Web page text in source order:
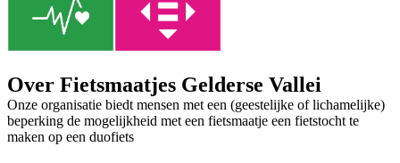
Over Fietsmaatjes Gelderse Vallei
Onze organisatie biedt mensen met een (geestelijke of lichamelijke)
beperking de mogelijkheid met een fietsmaatje een fietstocht te
maken op een duofiets